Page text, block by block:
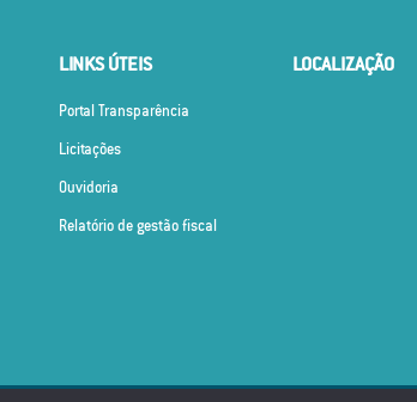
LINKS ÚTEIS
Portal Transparência
Licitações
Ouvidoria
Relatório de gestão fiscal
LOCALIZAÇÃO